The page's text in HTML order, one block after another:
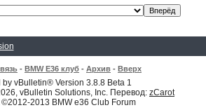
- BMW E36 клуб - Архив - Вверх
by vBulletin® Version 3.8.8 Beta 1
vBulletin Solutions, Inc. Перевод: zCarot
2013 BMW e36 Club Forum